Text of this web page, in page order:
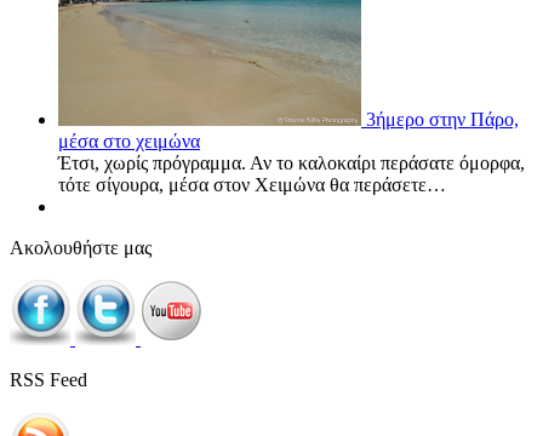
3ήμερο στην Πάρο,
μέσα στο χειμώνα
Έτσι, χωρίς πρόγραμμα. Αν το καλοκαίρι περάσατε όμορφα,
τότε σίγουρα, μέσα στον Χειμώνα θα περάσετε…
Ακολουθήστε μας
RSS Feed